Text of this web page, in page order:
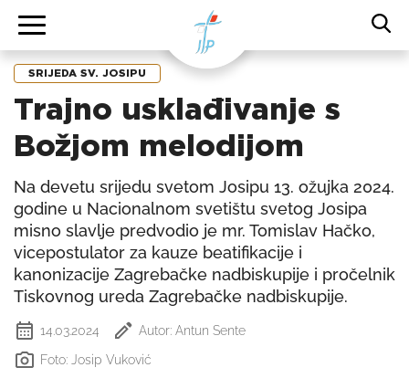
SRIJEDA SV. JOSIPU
Trajno usklađivanje s
Božjom melodijom
Na devetu srijedu svetom Josipu 13. ožujka 2024.
godine u Nacionalnom svetištu svetog Josipa
misno slavlje predvodio je mr. Tomislav Hačko,
vicepostulator za kauze beatifikacije i
kanonizacije Zagrebačke nadbiskupije i pročelnik
Tiskovnog ureda Zagrebačke nadbiskupije.
14.03.2024
Autor: Antun Sente
Foto: Josip Vuković